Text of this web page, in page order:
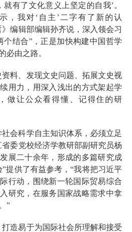
有了文化意义上坚定的自我’。
，我对‘自主’二字有了新的认
编辑部编辑孙齐说，深入领会习
个结合”，正是加快构建中国哲学
必由之路。
料、发现文史问题、拓展文史视
用力，用深入浅出的方式架起学
做让公众看得懂、记得住的研
会科学自主知识体系，必须立足
委党校经济学教研部副研究员杨
展二十余年，形成的多篇研究成
提供了有益参考，“我将把习近平
行动，围绕新一轮国际贸易综合
研究，在服务国家战略需求中拿
”
造易于为国际社会所理解和接受